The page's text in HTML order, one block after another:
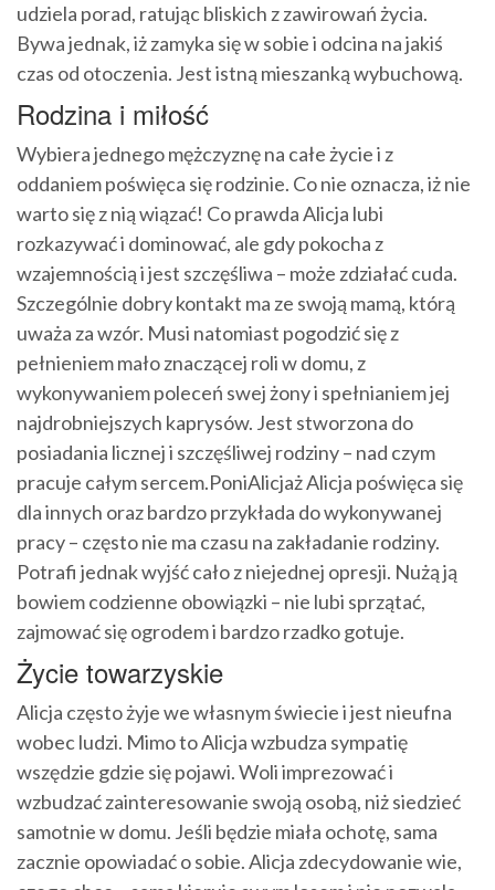
udziela porad, ratując bliskich z zawirowań życia.
Bywa jednak, iż zamyka się w sobie i odcina na jakiś
czas od otoczenia. Jest istną mieszanką wybuchową.
Rodzina i miłość
Wybiera jednego mężczyznę na całe życie i z
oddaniem poświęca się rodzinie. Co nie oznacza, iż nie
warto się z nią wiązać! Co prawda Alicja lubi
rozkazywać i dominować, ale gdy pokocha z
wzajemnością i jest szczęśliwa – może zdziałać cuda.
Szczególnie dobry kontakt ma ze swoją mamą, którą
uważa za wzór. Musi natomiast pogodzić się z
pełnieniem mało znaczącej roli w domu, z
wykonywaniem poleceń swej żony i spełnianiem jej
najdrobniejszych kaprysów. Jest stworzona do
posiadania licznej i szczęśliwej rodziny – nad czym
pracuje całym sercem.PoniAlicjaż Alicja poświęca się
dla innych oraz bardzo przykłada do wykonywanej
pracy – często nie ma czasu na zakładanie rodziny.
Potrafi jednak wyjść cało z niejednej opresji. Nużą ją
bowiem codzienne obowiązki – nie lubi sprzątać,
zajmować się ogrodem i bardzo rzadko gotuje.
Życie towarzyskie
Alicja często żyje we własnym świecie i jest nieufna
wobec ludzi. Mimo to Alicja wzbudza sympatię
wszędzie gdzie się pojawi. Woli imprezować i
wzbudzać zainteresowanie swoją osobą, niż siedzieć
samotnie w domu. Jeśli będzie miała ochotę, sama
zacznie opowiadać o sobie. Alicja zdecydowanie wie,